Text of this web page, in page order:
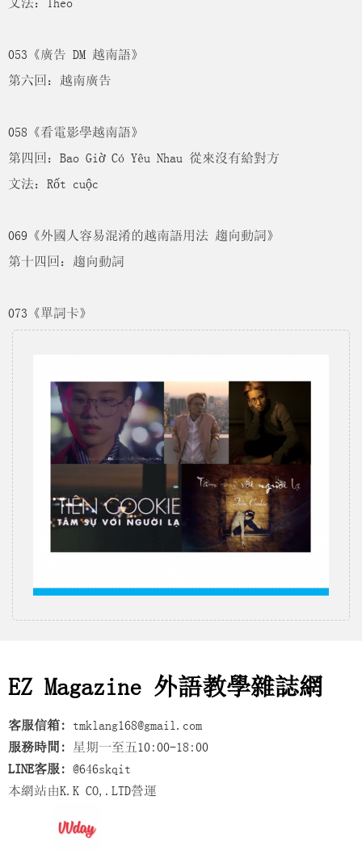
053《廣告 DM 越南語》
第六回：越南廣告
058《看電影學越南語》
第四回：Bao Giờ Có Yêu Nhau 從來沒有給對方
文法：Rốt cuộc
069《外國人容易混淆的越南語用法 趨向動詞》
第十四回：趨向動詞
073《單詞卡》
EZ Magazine 外語教學雜誌網
客服信箱: tmklang168@gmail.com
服務時間: 星期一至五10:00-18:00
LINE客服: @646skqit
本網站由K.K CO,.LTD營運